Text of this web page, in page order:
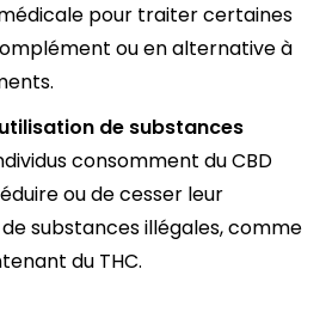
pour traiter certaines
ou en alternative à
de substances
consomment du CBD
ou de cesser leur
substances illégales, comme
du THC.